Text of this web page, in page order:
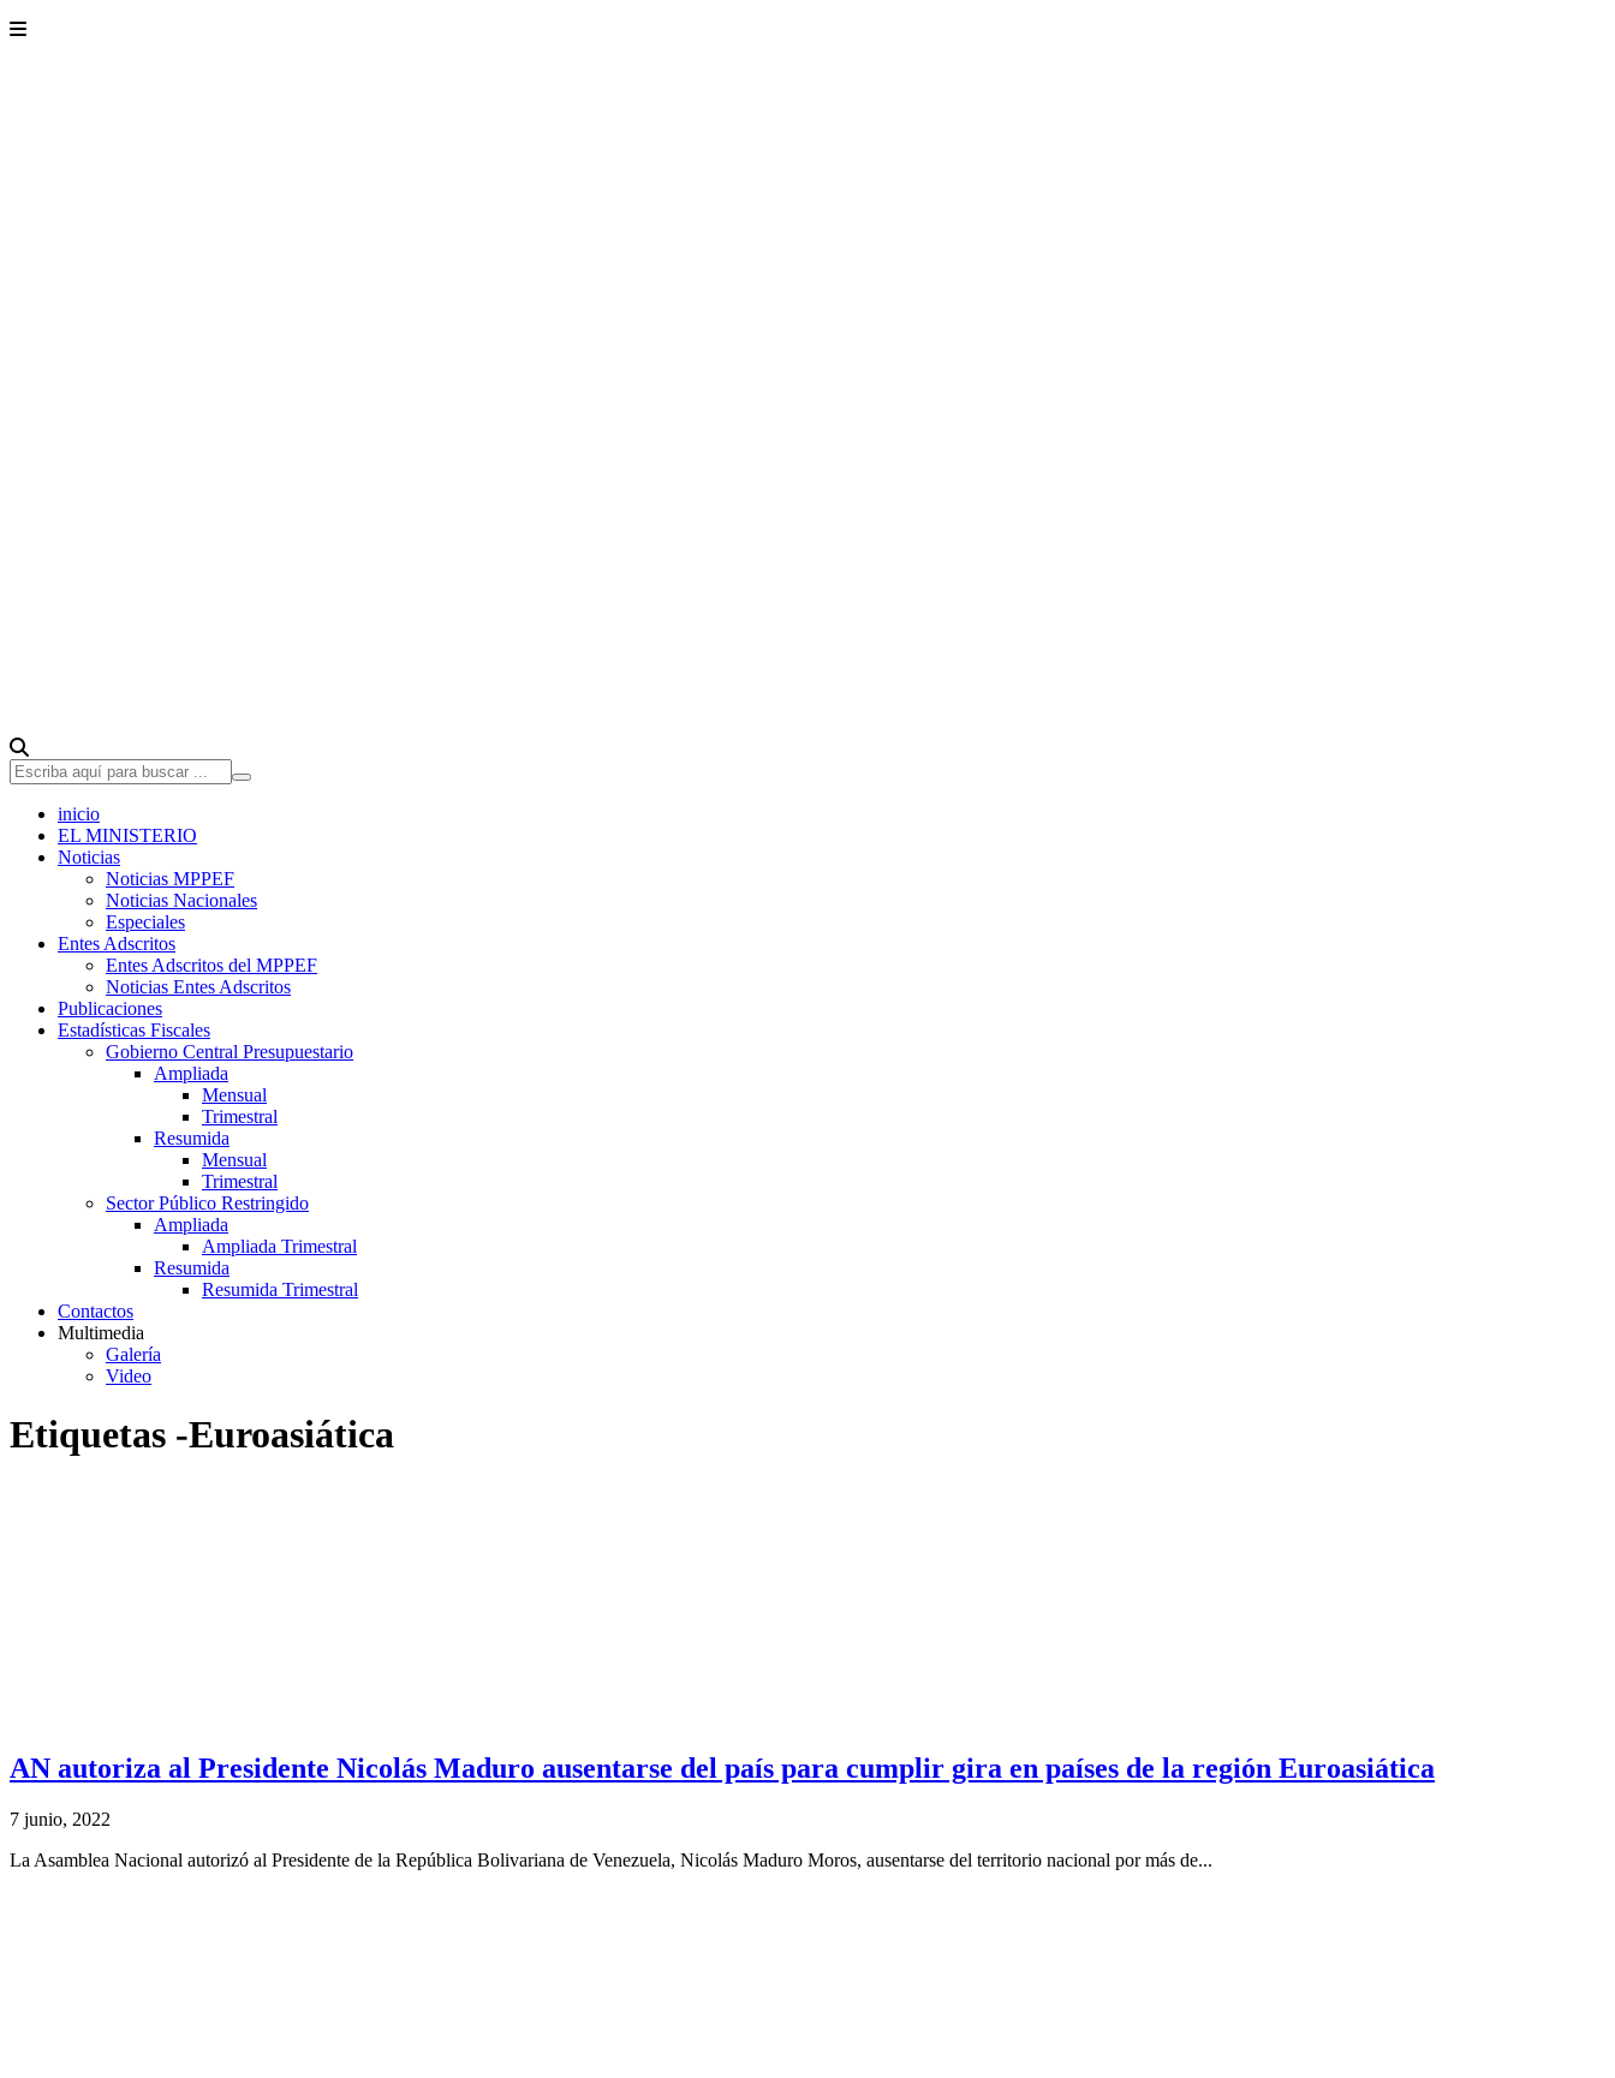
inicio
EL MINISTERIO
Noticias
Noticias MPPEF
Noticias Nacionales
Especiales
Entes Adscritos
Entes Adscritos del MPPEF
Noticias Entes Adscritos
Publicaciones
Estadísticas Fiscales
Gobierno Central Presupuestario
Ampliada
Mensual
Trimestral
Resumida
Mensual
Trimestral
Sector Público Restringido
Ampliada
Ampliada Trimestral
Resumida
Resumida Trimestral
Contactos
Multimedia
Galería
Video
Etiquetas -Euroasiática
AN autoriza al Presidente Nicolás Maduro ausentarse del país para cumplir gira en países de la región Euroasiática
7 junio, 2022
La Asamblea Nacional autorizó al Presidente de la República Bolivariana de Venezuela, Nicolás Maduro Moros, ausentarse del territorio nacional por más de...